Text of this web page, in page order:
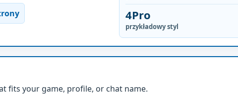
4Pro
przykładowy styl
fits your game, profile, or chat name.